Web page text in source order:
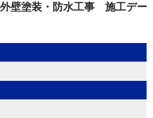
塗装・防水工事 施工デー